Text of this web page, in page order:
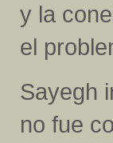
y la
el
Sayegh
no fue